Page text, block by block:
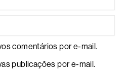
comentários por e-mail.
publicações por e-mail.